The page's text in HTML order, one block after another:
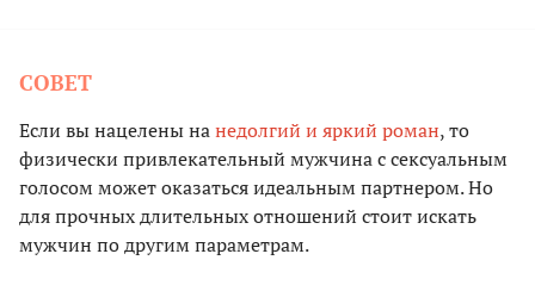
СОВЕТ
Если вы нацелены нанедолгий и яркий роман, то
физически привлекательный мужчина с сексуальным
голосом может оказаться идеальным партнером. Но
для прочных длительных отношений стоит искать
мужчин по другим параметрам.